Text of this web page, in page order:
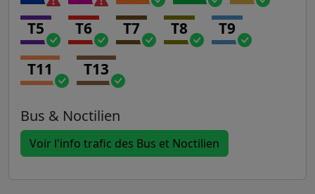
T5 T6 T7 T8 T9
T11 T13
Bus & Noctilien
Voir l'info trafic des Bus et Noctilien